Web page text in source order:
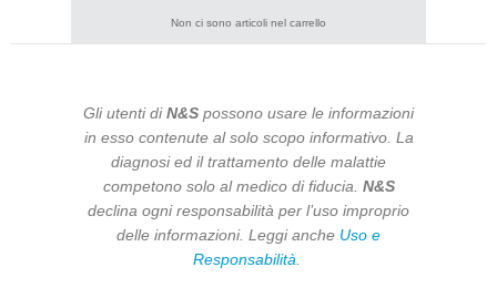
Non ci sono articoli nel carrello
Gli utenti diN&S possono usare le informazioni
in esso contenute al solo scopo informativo. La
diagnosi ed il trattamento delle malattie
competono solo al medico di fiducia. N&S
declina ogni responsabilità per l’uso improprio
delle informazioni. Leggi anche Uso e
Responsabilità